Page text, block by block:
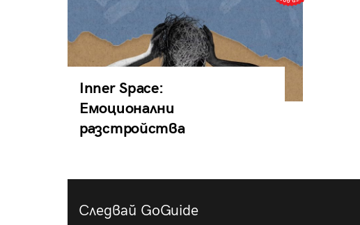
Inner Space:
Емоционални
разстройства
Следвай GoGuide